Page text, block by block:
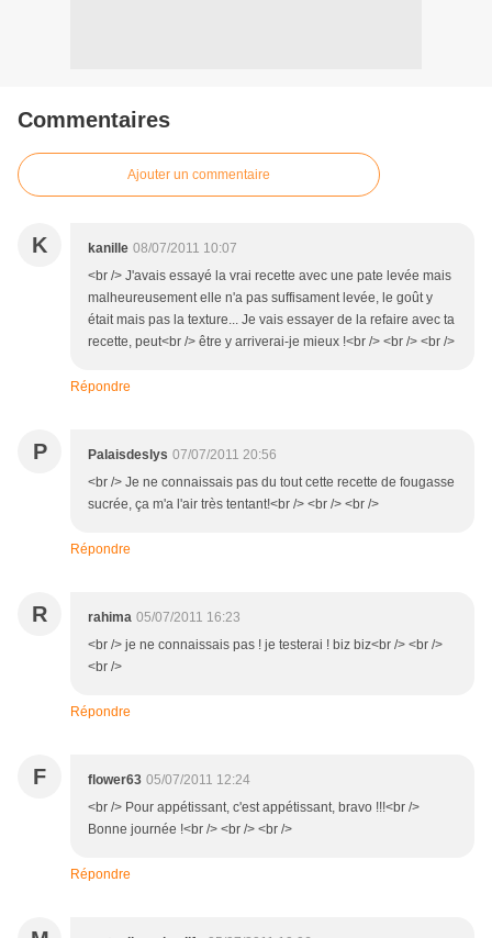
Commentaires
Ajouter un commentaire
K kanille 08/07/2011 10:07
<br /> J'avais essayé la vrai recette avec une pate levée mais
malheureusement elle n'a pas suffisament levée, le goût y
était mais pas la texture... Je vais essayer de la refaire avec ta
recette, peut<br /> être y arriverai-je mieux !<br /> <br /> <br />
Répondre
P Palaisdeslys 07/07/2011 20:56
<br /> Je ne connaissais pas du tout cette recette de fougasse
sucrée, ça m'a l'air très tentant!<br /> <br /> <br />
Répondre
R rahima 05/07/2011 16:23
<br /> je ne connaissais pas ! je testerai ! biz biz<br /> <br />
<br />
Répondre
F flower63 05/07/2011 12:24
<br /> Pour appétissant, c'est appétissant, bravo !!!<br />
Bonne journée !<br /> <br /> <br />
Répondre